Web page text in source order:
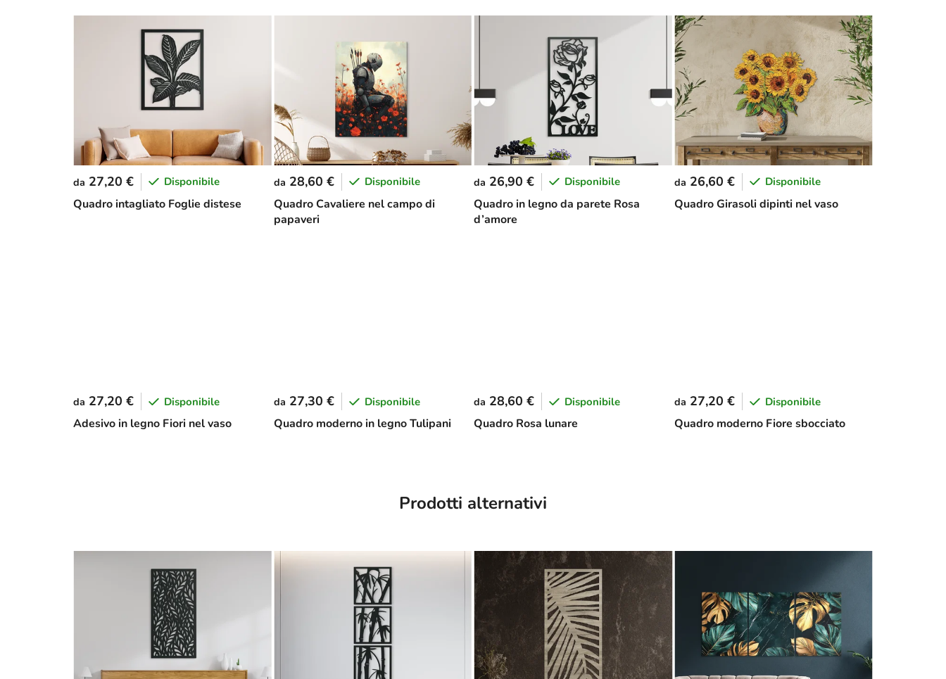
Quadro intagliato Foglie distese
da 27,20 € Disponibile
Quadro Cavaliere nel campo di
papaveri
da 28,60 € Disponibile
Quadro in legno da parete Rosa
d’amore
da 26,90 € Disponibile
Quadro Girasoli dipinti nel vaso
da 26,60 € Disponibile
Adesivo in legno Fiori nel vaso
da 27,20 € Disponibile
Quadro moderno in legno Tulipani
da 27,30 € Disponibile
Quadro Rosa lunare
da 28,60 € Disponibile
Quadro moderno Fiore sbocciato
da 27,20 € Disponibile
Prodotti alternativi